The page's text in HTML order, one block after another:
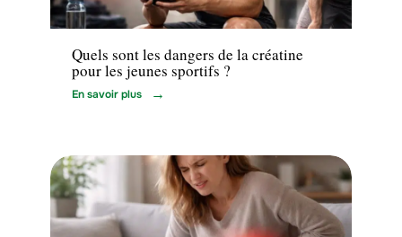
Bien-être
Quels sont les dangers de la créatine
pour les jeunes sportifs ?
En savoir plus